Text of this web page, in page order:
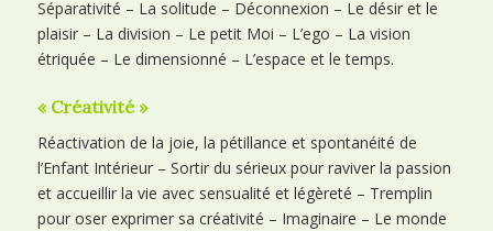
Séparativité – La solitude – Déconnexion – Le désir et le
plaisir – La division – Le petit Moi – L’ego – La vision
étriquée – Le dimensionné – L’espace et le temps.
« Créativité »
Réactivation de la joie, la pétillance et spontanéité de
l’Enfant Intérieur – Sortir du sérieux pour raviver la passion
et accueillir la vie avec sensualité et légèreté – Tremplin
pour oser exprimer sa créativité – Imaginaire – Le monde